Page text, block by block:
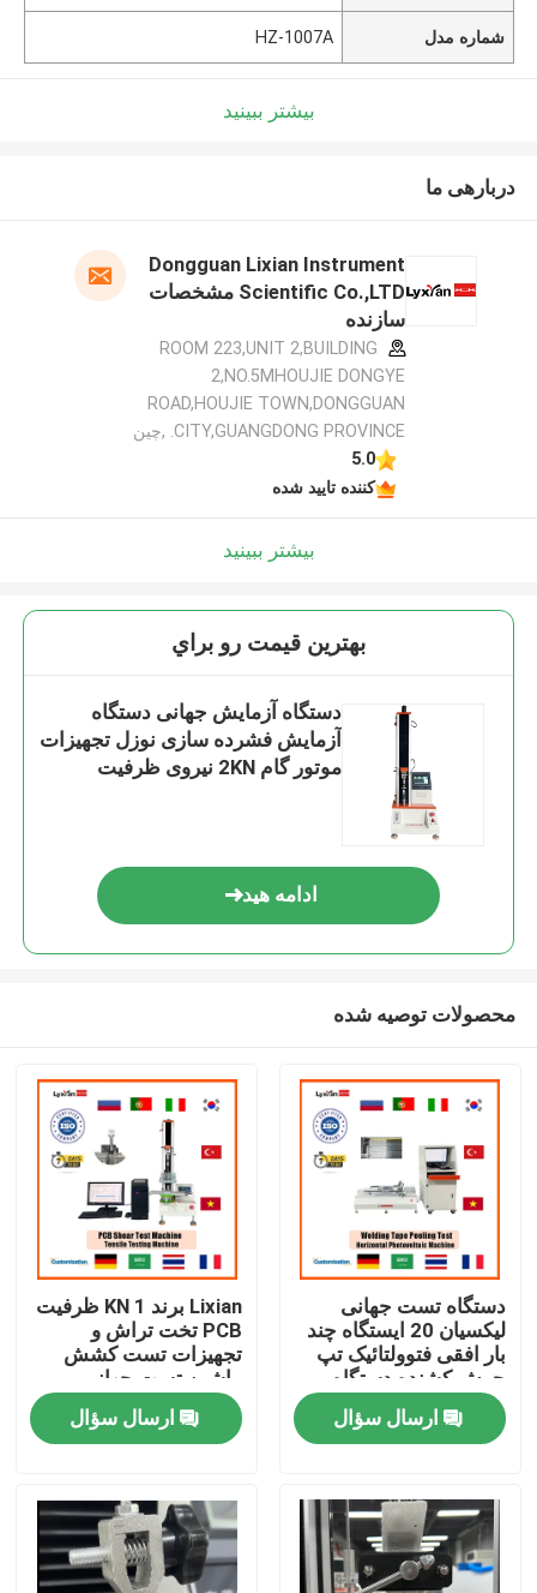
صفحه اصلی
محصولات
نمایش واقعیت مجازی
شماره مدل HZ-1007A
بیشتر ببینید
دربارهی ما
Dongguan Lixian Instrument
Scientific Co.,LTD مشخصات
سازنده
ROOM 223,UNIT 2,BUILDING
2,NO.5MHOUJIE DONGYE
ROAD,HOUJIE TOWN,DONGGUAN
CITY,GUANGDONG PROVINCE. ,چین
5.0
کننده تایید شده
بیشتر ببینید
بهترين قيمت رو براي
دستگاه آزمایش جهانی دستگاه
آزمایش فشرده سازی نوزل تجهیزات
موتور گام 2KN نیروی ظرفیت
ادامه هید
محصولات توصیه شده
دستگاه تست جهانی
لیکسیان 20 ایستگاه چند
بار افقی فتوولتائیک تپ
جوش کشنده دستگاه
تست نیروی
ارسال سؤال
Lixian برند 1 KN ظرفیت
PCB تخت تراش و
تجهیزات تست کشش
ماشین تست جهانی
ارسال سؤال